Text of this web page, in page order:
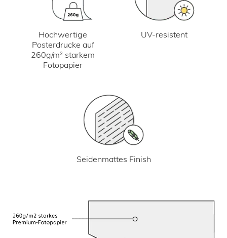
Hochwertige
Posterdrucke auf
260g/m² starkem
Fotopapier
UV-resistent
Seidenmattes Finish